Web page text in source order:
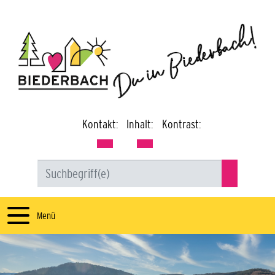
Kontakt: Inhalt: Kontrast:
Menü